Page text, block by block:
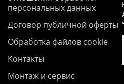
персональных данных
Договор публичной оферты
Обработка файлов cookie
Контакты
Монтаж и сервис